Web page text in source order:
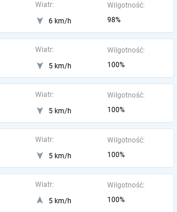
Wiatr:
6 km/h
Wilgotność:
98%
Wiatr:
5 km/h
Wilgotność:
100%
Wiatr:
5 km/h
Wilgotność:
100%
Wiatr:
5 km/h
Wilgotność:
100%
Wiatr:
5 km/h
Wilgotność:
100%